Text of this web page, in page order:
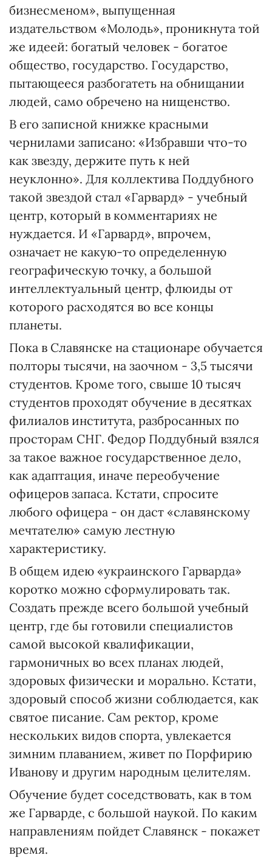
бизнесменом», выпущенная
издательством «Молодь», проникнута той
же идеей: богатый человек - богатое
общество, государство. Государство,
пытающееся разбогатеть на обнищании
людей, само обречено на нищенство.
В его записной книжке красными
чернилами записано: «Избравши что-то
как звезду, держите путь к ней
неуклонно». Для коллектива Поддубного
такой звездой стал «Гарвард» - учебный
центр, который в комментариях не
нуждается. И «Гарвард», впрочем,
означает не какую-то определенную
географическую точку, а большой
интеллектуальный центр, флюиды от
которого расходятся во все концы
планеты.
Пока в Славянске на стационаре обучается
полторы тысячи, на заочном - 3,5 тысячи
студентов. Кроме того, свыше 10 тысяч
студентов проходят обучение в десятках
филиалов института, разбросанных по
просторам СНГ. Федор Поддубный взялся
за такое важное государственное дело,
как адаптация, иначе переобучение
офицеров запаса. Кстати, спросите
любого офицера - он даст «славянскому
мечтателю» самую лестную
характеристику.
В общем идею «украинского Гарварда»
коротко можно сформулировать так.
Создать прежде всего большой учебный
центр, где бы готовили специалистов
самой высокой квалификации,
гармоничных во всех планах людей,
здоровых физически и морально. Кстати,
здоровый способ жизни соблюдается, как
святое писание. Сам ректор, кроме
нескольких видов спорта, увлекается
зимним плаванием, живет по Порфирию
Иванову и другим народным целителям.
Обучение будет соседствовать, как в том
же Гарварде, с большой наукой. По каким
направлениям пойдет Славянск - покажет
время.